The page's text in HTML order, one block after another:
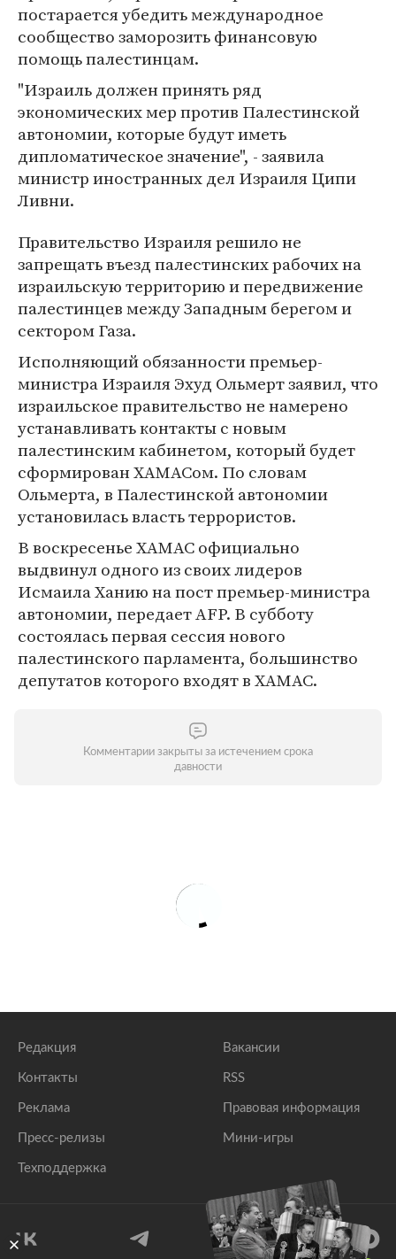
постарается убедить международное
сообщество заморозить финансовую
помощь палестинцам.
"Израиль должен принять ряд
экономических мер против Палестинской
автономии, которые будут иметь
дипломатическое значение", - заявила
министр иностранных дел Израиля Ципи
Ливни.
Правительство Израиля решило не
запрещать въезд палестинских рабочих на
израильскую территорию и передвижение
палестинцев между Западным берегом и
сектором Газа.
Исполняющий обязанности премьер-
министра Израиля Эхуд Ольмерт заявил, что
израильское правительство не намерено
устанавливать контакты с новым
палестинским кабинетом, который будет
сформирован ХАМАСом. По словам
Ольмерта, в Палестинской автономии
установилась власть террористов.
В воскресенье ХАМАС официально
выдвинул одного из своих лидеров
Исмаила Ханию на пост премьер-министра
автономии, передает AFP. В субботу
состоялась первая сессия нового
палестинского парламента, большинство
депутатов которого входят в ХАМАС.
Комментарии закрыты за истечением срока
давности
Редакция
Контакты
Реклама
Пресс-релизы
Техподдержка
Вакансии
RSS
Правовая информация
Мини-игры